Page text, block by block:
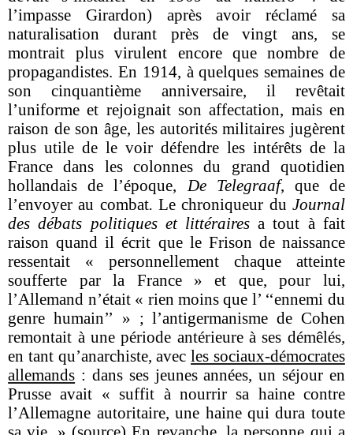
l’impasse Girardon) après avoir réclamé sa
naturalisation durant près de vingt ans, se
montrait plus virulent encore que nombre de
propagandistes. En 1914, à quelques semaines de
son cinquantième anniversaire, il revêtait
l’uniforme et rejoignait son affectation, mais en
raison de son âge, les autorités militaires jugèrent
plus utile de le voir défendre les intérêts de la
France dans les colonnes du grand quotidien
hollandais de l’époque,De Telegraaf, que de
l’envoyer au combat.Le chroniqueur du Journal
des débats politiques et littéraires a tout à fait
raison quand il écrit que le Frison de naissance
ressentait « personnellement chaque atteinte
soufferte par la France » et que, pour lui,
l’Allemand n’était « rien moins que l’ ‘‘ennemi du
genre humain’’ » ; l’antigermanisme de Cohen
remontait à une période antérieure à ses démêlés,
en tant qu’anarchiste, avecles sociaux-démocrates
allemands : dans ses jeunes années, un séjour en
Prusse avait « suffit à nourrir sa haine contre
l’Allemagne autoritaire, une haine qui dura toute